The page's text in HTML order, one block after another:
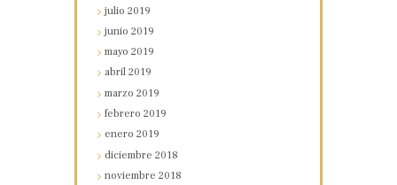
julio2019
junio2019
mayo2019
abril2019
marzo2019
febrero2019
enero2019
diciembre2018
noviembre2018